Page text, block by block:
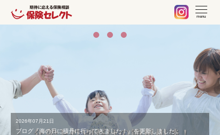
札幌 保険の不安や疑問、お気軽に何でもご相談ください。保険見
当社でご契約中のお客様へ
取扱保険会社
会社案内
不動産事業の紹介
ブログ
menu
2026年07月21日
ブログ『海の日に積丹に行ってきました！』を更新しました。